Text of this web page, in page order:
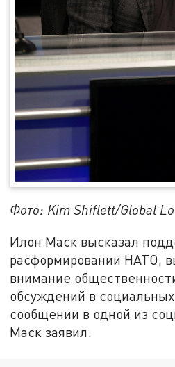
Фото: Kim Shiflett/Global
Илон Маск высказал
расформировании НАТО,
внимание
обсуждений в
сообщении в одной из
Маск заявил: